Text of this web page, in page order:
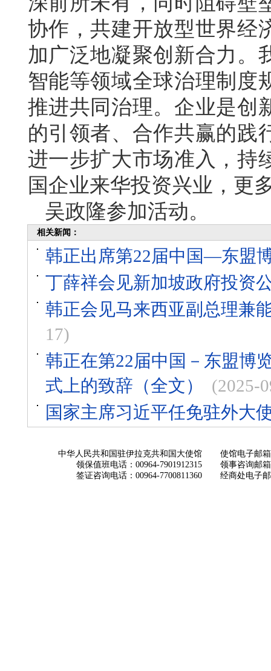
协作，共建开放型世界经
加广泛地凝聚创新合力。
智能等领域全球治理制度
推进共同治理。企业是创
的引领者、合作共赢的践
进一步扩大市场准入，持
国企业来华投资兴业，更
吴政隆参加活动。
相关新闻：
韩正出席第22届中国—东盟
丁薛祥会见新加坡政府投资
韩正会见马来西亚副总理兼
17)
韩正在第22届中国－东盟博
式上的致辞（全文）
(2025-
国家主席习近平任免驻外大
中华人民共和国驻伊拉克共和国大使馆
领保值班电话：00964-7901912315
签证咨询电话：00964-7700811360
使馆电子邮箱
领事咨询邮箱
经商处电子